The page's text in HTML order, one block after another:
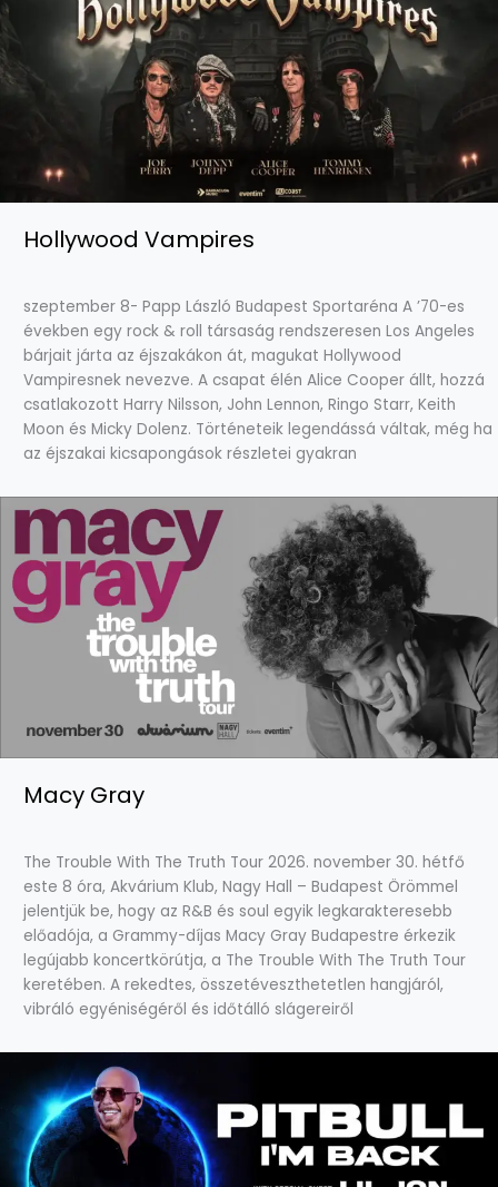
Hollywood Vampires
szeptember 8- Papp László Budapest Sportaréna A ’70-es
években egy rock & roll társaság rendszeresen Los Angeles
bárjait járta az éjszakákon át, magukat Hollywood
Vampiresnek nevezve. A csapat élén Alice Cooper állt, hozzá
csatlakozott Harry Nilsson, John Lennon, Ringo Starr, Keith
Moon és Micky Dolenz. Történeteik legendássá váltak, még ha
az éjszakai kicsapongások részletei gyakran
Macy Gray
The Trouble With The Truth Tour 2026. november 30. hétfő
este 8 óra, Akvárium Klub, Nagy Hall – Budapest Örömmel
jelentjük be, hogy az R&B és soul egyik legkarakteresebb
előadója, a Grammy-díjas Macy Gray Budapestre érkezik
legújabb koncertkörútja, a The Trouble With The Truth Tour
keretében. A rekedtes, összetéveszthetetlen hangjáról,
vibráló egyéniségéről és időtálló slágereiről